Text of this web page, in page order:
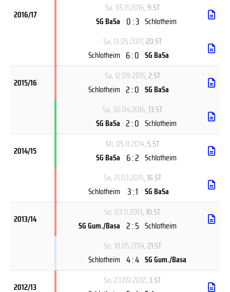
2016/17
Sa, 05.11.2016, 9.ST
SG BaSa 0 : 3 Schlotheim
Sa, 13.05.2017, 20.ST
Schlotheim 6 : 0 SG BaSa
2015/16
Sa, 12.09.2015, 2.ST
Schlotheim 2 : 0 SG BaSa
Sa, 30.04.2016, 13.ST
SG BaSa 2 : 0 Schlotheim
2014/15
Mi, 05.11.2014, 5.ST
SG BaSa 6 : 2 Schlotheim
Sa, 21.03.2015, 16.ST
Schlotheim 3 : 1 SG BaSa
2013/14
So, 03.11.2013, 10.ST
SG Gum./Basa 2 : 5 Schlotheim
So, 18.05.2014, 21.ST
Schlotheim 4 : 4 SG Gum./Basa
2012/13
So, 23.09.2012, 3.ST